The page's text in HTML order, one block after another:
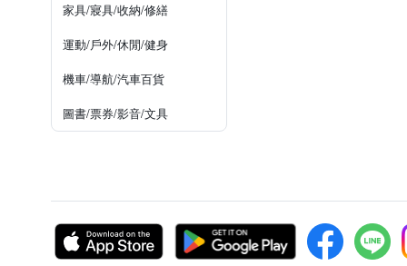
家具/寢具/收納/修繕
運動/戶外/休閒/健身
機車/導航/汽車百貨
圖書/票券/影音/文具